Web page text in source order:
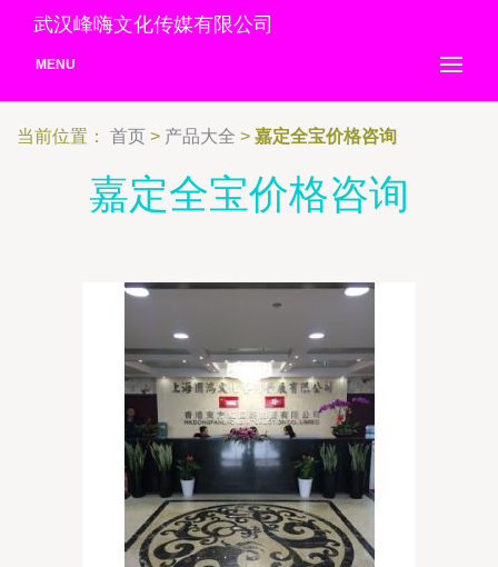
武汉峰嗨文化传媒有限公司
MENU
当前位置： 首页 > 产品大全 > 嘉定全宝价格咨询
嘉定全宝价格咨询